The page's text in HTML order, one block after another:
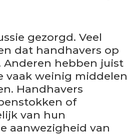
gezorgd. Veel
dat handhavers op
Anderen hebben juist
vaak weinig middelen
Handhavers
of
van hun
aanwezigheid van